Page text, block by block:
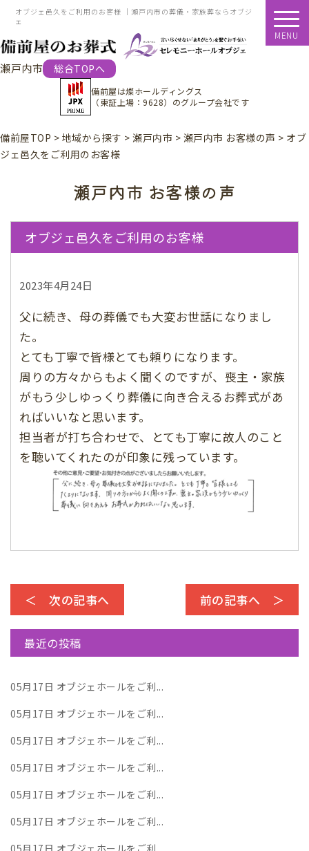
オブジェ邑久をご利用のお客様 ｜瀬戸内市の葬儀・家族葬ならオブジ
ェ
総合TOPへ
瀬戸内市
備前屋は燦ホールディングス
（東証上場：9628） のグループ会社です
MENU
備前屋TOP > 地域から探す > 瀬戸内市 > 瀬戸内市 お客様の声 > オブ
ジェ邑久をご利用のお客様
瀬戸内市 お客様の声
オブジェ邑久をご利用のお客様
2023年4月24日
父に続き、母の葬儀でも大変お世話になりまし
た。
とても丁寧で皆様とても頼りになります。
周りの方々からもよく聞くのですが、喪主・家族
がもう少しゆっくり葬儀に向き合えるお葬式があ
ればいいなと思います。
担当者が打ち合わせで、とても丁寧に故人のこと
を聴いてくれたのが印象に残っています。
＜ 次の記事へ 前の記事へ ＞
最近の投稿
05月17日 オブジェホールをご利...
05月17日 オブジェホールをご利...
05月17日 オブジェホールをご利...
05月17日 オブジェホールをご利...
05月17日 オブジェホールをご利...
05月17日 オブジェホールをご利...
05月17日 オブジェホールをご利...